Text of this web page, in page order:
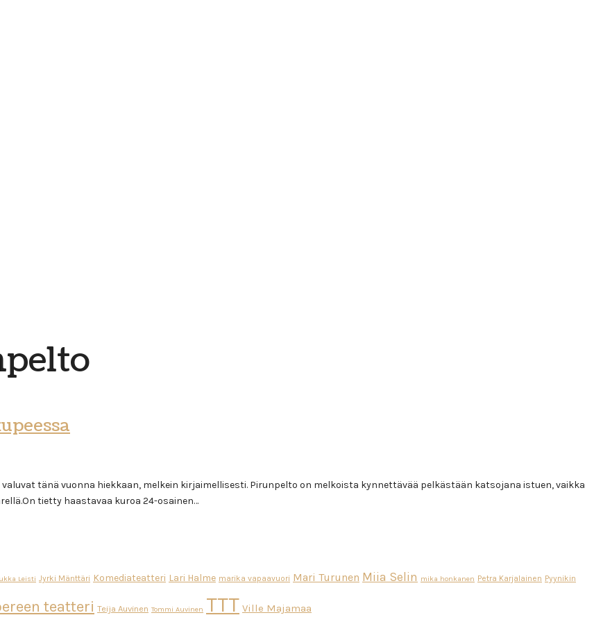
tänä vuonna hiekkaan, melkein kirjaimellisesti. Pirunpelto on melkoista kynnettävää pelkästään katsojana istuen, vaikka
tietty haastavaa kuroa 24-osainen…
Leisti Jyrki Mänttäri Komediateatteri Lari Halme marika vapaavuori Mari Turunen Miia Selin mika honkanen Petra Karjalainen Pyynikin
teatteri Teija Auvinen Tommi Auvinen TTT Ville Majamaa